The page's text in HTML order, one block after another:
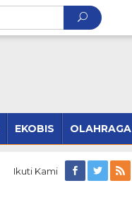
EKOBIS OLAHRAGA
Ikuti Kami